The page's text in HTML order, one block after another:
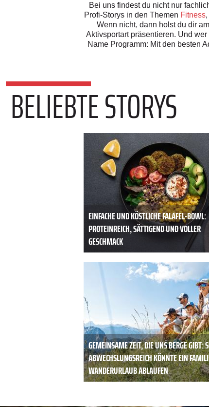
Bei uns findest du nicht nur
Profi-Storys in den Themen Fitness,
Wenn nicht, dann holst du dir
Aktivsportart präsentieren. Und
Name Programm: Mit den besten
BELIEBTE STORYS
EINFACHE UND KÖSTLICHE FALAFEL-BOWL:
PROTEINREICH, SÄTTIGEND UND VOLLER
GESCHMACK
GEMEINSAME ZEIT, DIE UNS BERGE GIBT:
ABWECHSLUNGSREICH KÖNNTE EIN
WANDERURLAUB ABLAUFEN